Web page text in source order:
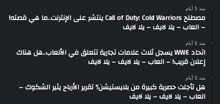
منذ 5 أيام
مصطلح Call of Duty: Cold Warriors ينتشر على الإنترنت..ما هي قصته!
– العاب – يلا لايف – يلا لايف
منذ 5 أيام
اتحاد WWE يسجل ثلاث علامات تجارية تتعلق في الألعاب..هل هناك
إعلان قريب! – العاب – يلا لايف – يلا لايف
منذ 5 أيام
هل تأجلت حصرية كبيرة من بلايستيشن؟ تقرير الأرباح يثير الشكوك –
العاب – يلا لايف – يلا لايف